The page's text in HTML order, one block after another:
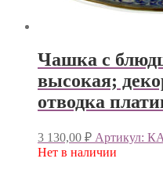
Чашка с
высокая;
отводка
3 130,00 ₽ Артикул:
Нет в наличии